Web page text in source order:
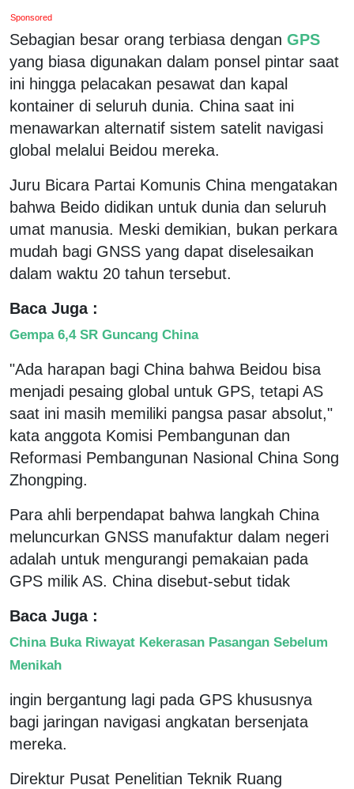
Sponsored
Sebagian besar orang terbiasa dengan GPS
yang biasa digunakan dalam ponsel pintar saat
ini hingga pelacakan pesawat dan kapal
kontainer di seluruh dunia. China saat ini
menawarkan alternatif sistem satelit navigasi
global melalui Beidou mereka.
Juru Bicara Partai Komunis China mengatakan
bahwa Beido didikan untuk dunia dan seluruh
umat manusia. Meski demikian, bukan perkara
mudah bagi GNSS yang dapat diselesaikan
dalam waktu 20 tahun tersebut.
Baca Juga :
Gempa 6,4 SR Guncang China
"Ada harapan bagi China bahwa Beidou bisa
menjadi pesaing global untuk GPS, tetapi AS
saat ini masih memiliki pangsa pasar absolut,"
kata anggota Komisi Pembangunan dan
Reformasi Pembangunan Nasional China Song
Zhongping.
Para ahli berpendapat bahwa langkah China
meluncurkan GNSS manufaktur dalam negeri
adalah untuk mengurangi pemakaian pada
GPS milik AS. China disebut-sebut tidak
Baca Juga :
China Buka Riwayat Kekerasan Pasangan Sebelum
Menikah
ingin bergantung lagi pada GPS khususnya
bagi jaringan navigasi angkatan bersenjata
mereka.
Direktur Pusat Penelitian Teknik Ruang